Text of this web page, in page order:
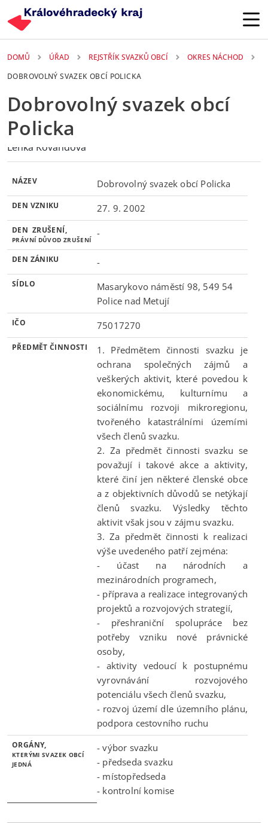
DOMŮ ÚŘAD REJSTŘÍK SVAZKŮ OBCÍ
OKRES NÁCHOD
DOBROVOLNÝ SVAZEK OBCÍ POLICKA
Dobrovolný svazek obcí
Policka
AUTOR
Lenka Kovandová
NÁZEV Dobrovolný svazek obcí Policka
DEN VZNIKU 27. 9. 2002
DEN ZRUŠENÍ,
PRÁVNÍ DŮVOD ZRUŠENÍ
-
DEN ZÁNIKU -
SÍDLO
Masarykovo náměstí 98, 549 54
Police nad Metují
IČO 75017270
PŘEDMĚT ČINNOSTI
1. Předmětem činnosti svazku je
ochrana společných zájmů a
veškerých aktivit, které povedou k
ekonomickému, kulturnímu a
sociálnímu rozvoji mikroregionu,
tvořeného katastrálními územími
všech členů svazku.
2. Za předmět činnosti svazku se
považují i takové akce a aktivity,
které činí jen některé členské obce
a z objektivních důvodů se netýkají
členů svazku. Výsledky těchto
aktivit však jsou v zájmu svazku.
3. Za předmět činnosti k realizaci
výše uvedeného patří zejména:
- účast na národních a
mezinárodních programech,
- příprava a realizace integrovaných
projektů a rozvojových strategií,
- přeshraniční spolupráce bez
potřeby vzniku nové právnické
osoby,
- aktivity vedoucí k postupnému
vyrovnávání rozvojového
potenciálu všech členů svazku,
- rozvoj území dle územního plánu,
podpora cestovního ruchu
ORGÁNY,
KTERÝMI SVAZEK OBCÍ
JEDNÁ
- výbor svazku
- předseda svazku
- místopředseda
- kontrolní komise